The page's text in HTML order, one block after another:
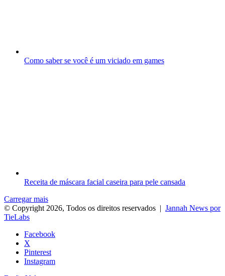
Como saber se você é um viciado em games
Receita de máscara facial caseira para pele cansada
Carregar mais
© Copyright 2026, Todos os direitos reservados | Jannah News por
TieLabs
Facebook
X
Pinterest
Instagram